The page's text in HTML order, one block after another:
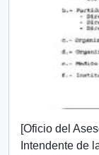
[Oficio del
Intendente de